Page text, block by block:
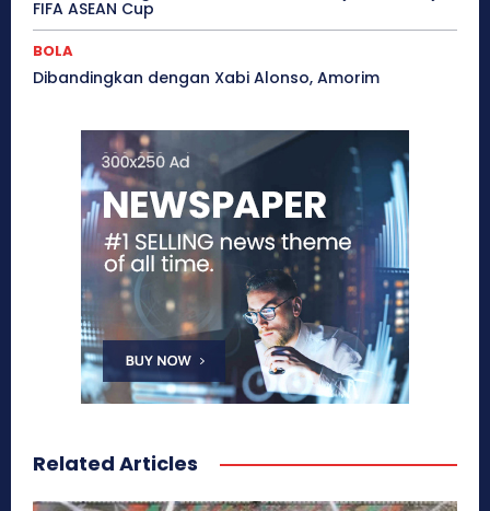
FIFA ASEAN Cup
BOLA
Dibandingkan dengan Xabi Alonso, Amorim
Related Articles